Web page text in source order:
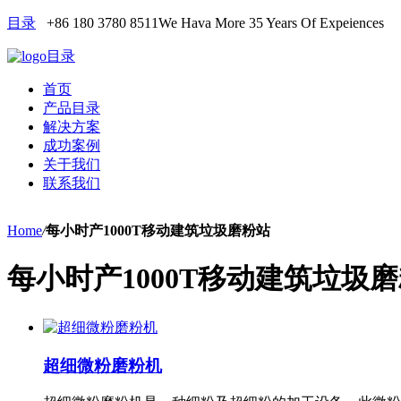
目录 +86 180 3780 8511We Hava More 35 Years Of Expeiences
目录
首页
产品目录
解决方案
成功案例
关于我们
联系我们
Home/每小时产1000T移动建筑垃圾磨粉站
每小时产1000T移动建筑垃圾
超细微粉磨粉机